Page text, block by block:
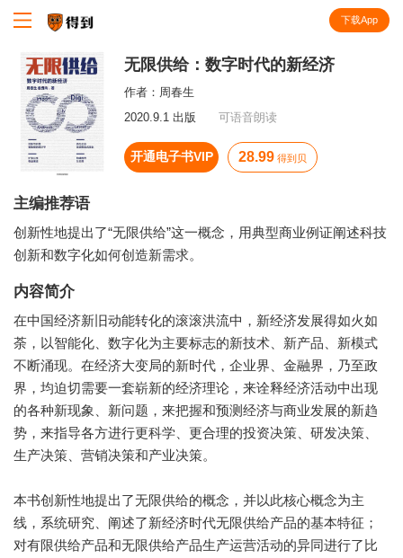
下载App
无限供给：数字时代的新经济
作者： 周春生
2020.9.1 出版
可语音朗读
开通电子书VIP 28.99 得到贝
主编推荐语
创新性地提出了“无限供给”这一概念，用典型商业例证阐述科技
创新和数字化如何创造新需求。
内容简介
在中国经济新旧动能转化的滚滚洪流中，新经济发展得如火如
荼，以智能化、数字化为主要标志的新技术、新产品、新模式
不断涌现。在经济大变局的新时代，企业界、金融界，乃至政
界，均迫切需要一套崭新的经济理论，来诠释经济活动中出现
的各种新现象、新问题，来把握和预测经济与商业发展的新趋
势，来指导各方进行更科学、更合理的投资决策、研发决策、
生产决策、营销决策和产业决策。
本书创新性地提出了无限供给的概念，并以此核心概念为主
线，系统研究、阐述了新经济时代无限供给产品的基本特征；
对有限供给产品和无限供给产品生产运营活动的异同进行了比